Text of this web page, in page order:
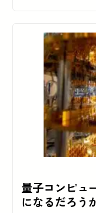
量子コンピュ
になるだろう